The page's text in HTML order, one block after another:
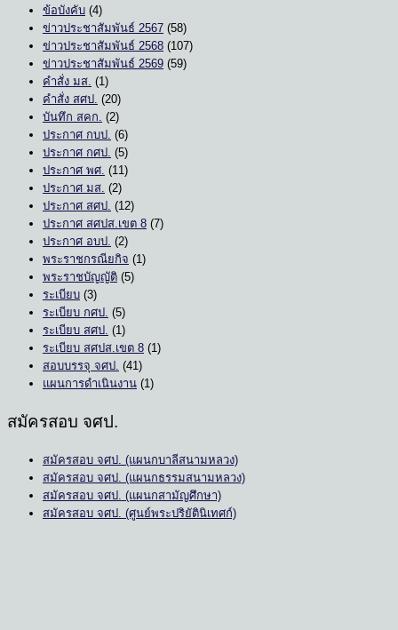
ข้อบังคับ (4)
ข่าวประชาสัมพันธ์ 2567 (58)
ข่าวประชาสัมพันธ์ 2568 (107)
ข่าวประชาสัมพันธ์ 2569 (59)
คำสั่ง มส. (1)
คำสั่ง สศป. (20)
บันทึก สคก. (2)
ประกาศ กบป. (6)
ประกาศ กศป. (5)
ประกาศ พศ. (11)
ประกาศ มส. (2)
ประกาศ สศป. (12)
ประกาศ สศปส.เขต 8 (7)
ประกาศ อบป. (2)
พระราชกรณียกิจ (1)
พระราชบัญญัติ (5)
ระเบียบ (3)
ระเบียบ กศป. (5)
ระเบียบ สศป. (1)
ระเบียบ สศปส.เขต 8 (1)
สอบบรรจุ จศป. (41)
แผนการดำเนินงาน (1)
สมัครสอบ จศป.
สมัครสอบ จศป. (แผนกบาลีสนามหลวง)
สมัครสอบ จศป. (แผนกธรรมสนามหลวง)
สมัครสอบ จศป. (แผนกสามัญศึกษา)
สมัครสอบ จศป. (ศูนย์พระปริยัตินิเทศก์)